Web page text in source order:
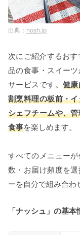
nosh.jp
次にご紹介するお
品の食事・スイー
サービスです。 健
割烹料理の板前・
シェフチームや、
食事を楽しめます。
すべてのメニュー
数・お届け頻度を
ーを自分で組み合わ
「ナッシュ」の基本